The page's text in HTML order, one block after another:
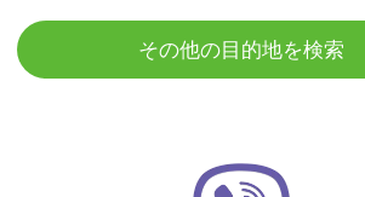
その他の目的地を検索